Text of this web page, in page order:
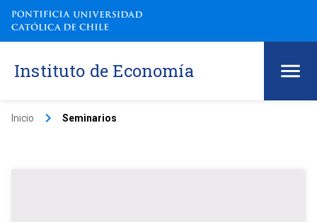
Instituto de Economía
Inicio keyboard_arrow_right Seminarios